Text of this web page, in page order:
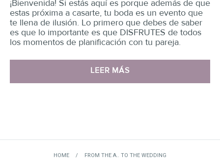
¡Bienvenida! Si estás aquí es porque además de que
estas próxima a casarte, tu boda es un evento que
te llena de ilusión. Lo primero que debes de saber
es que lo importante es que DISFRUTES de todos
los momentos de planificación con tu pareja.
LEER MÁS
HOME / FROM THE A.. TO THE WEDDING